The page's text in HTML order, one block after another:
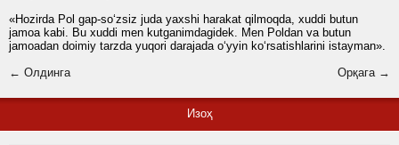
«Hozirda Pol gap-so‘zsiz juda yaxshi harakat qilmoqda, xuddi butun
jamoa kabi. Bu xuddi men kutganimdagidek. Men Poldan va butun
jamoadan doimiy tarzda yuqori darajada o‘yyin ko‘rsatishlarini istayman».
← Олдинга
Орқага →
Изоҳ